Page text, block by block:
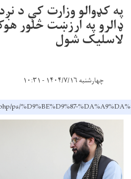
په کډوالو وزارت کې د
ډالرو په ارزښت څلور
لاسلیک شول
چهارشنبه ۱۴۰۴/۷/۱۶ - ۱۰:۳۱
ps/%D9%BE%D9%87-